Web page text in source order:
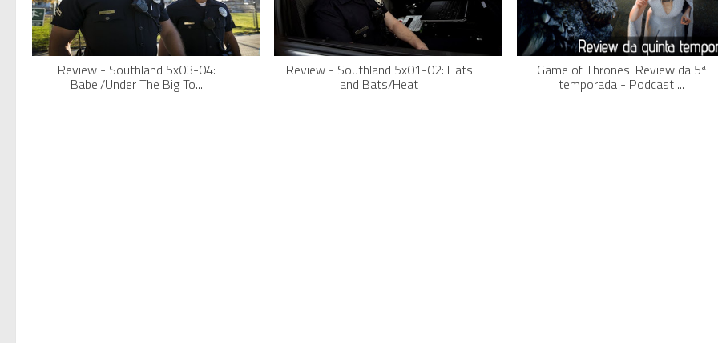
Review - Southland 5x03-04:
Babel/Under The Big To...
Review - Southland 5x01-02: Hats
and Bats/Heat
Game of Thrones: Review da 5ª
temporada - Podcast ...